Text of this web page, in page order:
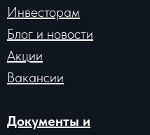
Инвесторам
Блог и новости
Акции
Вакансии
Документы и